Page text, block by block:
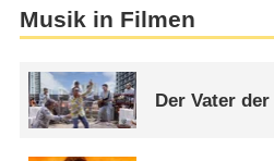
Musik in Filmen
Der Vater